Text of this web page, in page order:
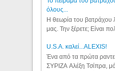
όλους...
Η θεωρία του βατράχου
μας. Την ξέρετε; Είναι
U.S.A. καλεί...ALEXIS!
Ένα από τα πρώτα
ΣΥΡΙΖΑ Αλέξη Τσίπρα,